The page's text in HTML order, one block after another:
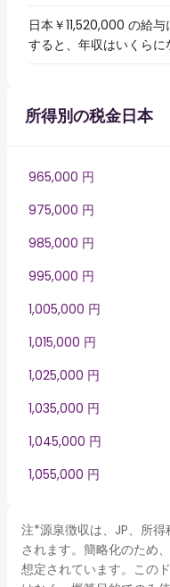
日本￥11,520,000 の給
すると、年収はいくらに
所得別の税金日本
965,000 円
975,000 円
985,000 円
995,000 円
1,005,000 円
1,015,000 円
1,025,000 円
1,035,000 円
1,045,000 円
1,055,000 円
注*源泉徴収は、JP、所
されます。簡略化のため
想定されています。この